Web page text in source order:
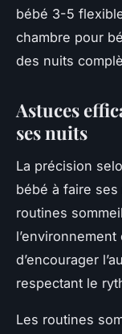
bébé 3-5
chambre pour
des nuits
Astuces
ses nuits
La précision
bébé à faire ses
routines
d’encourager
respectant le
Les routines